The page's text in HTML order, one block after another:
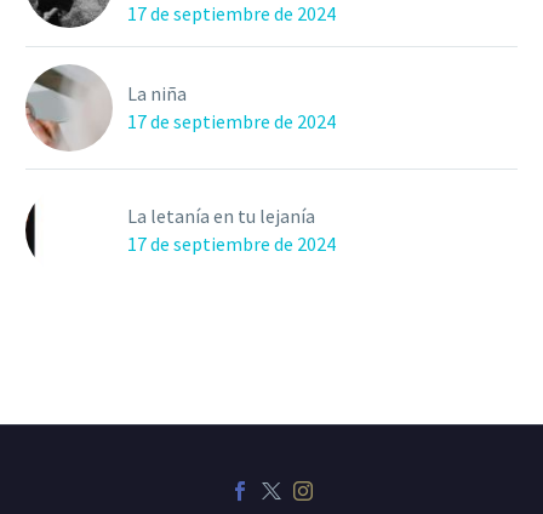
17 de septiembre de 2024
La niña
17 de septiembre de 2024
La letanía en tu lejanía
17 de septiembre de 2024